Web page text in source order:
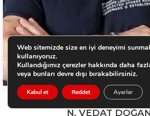
N. VEDAT
Web sitemizde size en iyi deneyimi
kullanıyoruz.
Kullandığımız çerezler hakkında daha
veya bunları devre dışı bırakabilirsiniz.
Kabul et Reddet Ayarlar